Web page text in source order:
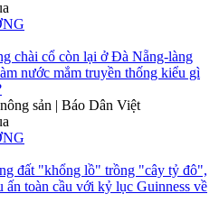
chài cổ còn lại ở Đà Nẵng-làng
nước mắm truyền thống kiểu gì
sản | Báo Dân Việt
đất "khổng lồ" trồng "cây tỷ đô",
toàn cầu với kỷ lục Guinness về